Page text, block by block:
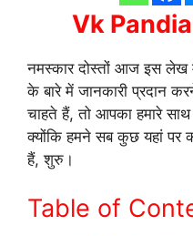
Vk
नमस्कार दोस्तों आज इस
के बारे में जानकारी प्रदान
चाहते हैं, तो आपका हमारे
क्योंकि हमने सब कुछ यहां पर
हैं, शुरु।
Table of